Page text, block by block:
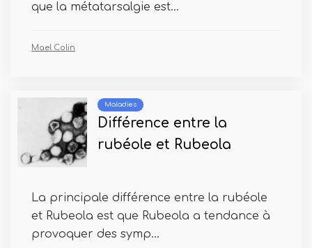
que la métatarsalgie est...
Mael Colin
Maladies
Différence entre la
rubéole et Rubeola
La principale différence entre la rubéole
et Rubeola est que Rubeola a tendance à
provoquer des symp...